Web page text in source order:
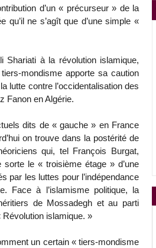
d’un « précurseur » de la
qu’il ne s’agît que d’une simple «
Shariati à la révolution islamique,
mondisme apporte sa caution
lutte contre l’occidentalisation des
Fanon en Algérie.
dits de « gauche » en France
on trouve dans la postérité de
qui, tel François Burgat,
sorte le « troisième étage » d’une
par les luttes pour l’indépendance
Face à l’islamisme politique, la
de Mossadegh et au parti
islamique. »
un certain « tiers-mondisme